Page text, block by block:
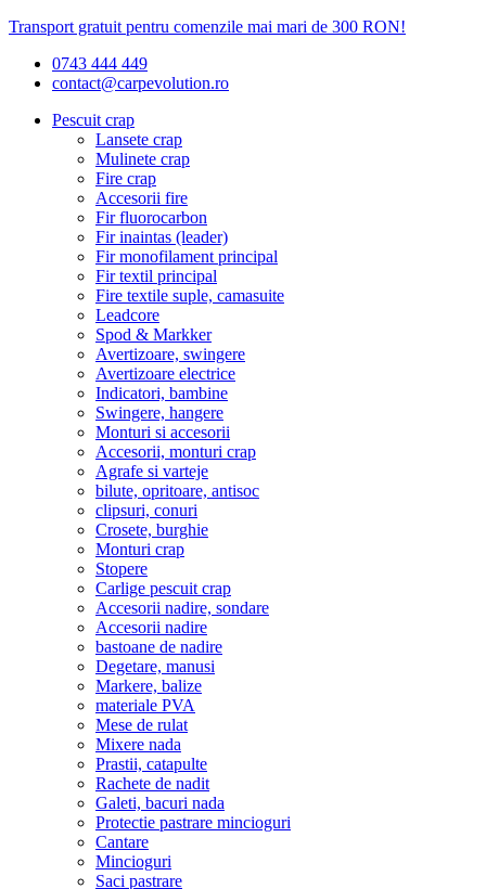
Transport gratuit pentru comenzile mai mari de 300 RON!
0743 444 449
contact@carpevolution.ro
Pescuit crap
Lansete crap
Mulinete crap
Fire crap
Accesorii fire
Fir fluorocarbon
Fir inaintas (leader)
Fir monofilament principal
Fir textil principal
Fire textile suple, camasuite
Leadcore
Spod & Markker
Avertizoare, swingere
Avertizoare electrice
Indicatori, bambine
Swingere, hangere
Monturi si accesorii
Accesorii, monturi crap
Agrafe si varteje
bilute, opritoare, antisoc
clipsuri, conuri
Crosete, burghie
Monturi crap
Stopere
Carlige pescuit crap
Accesorii nadire, sondare
Accesorii nadire
bastoane de nadire
Degetare, manusi
Markere, balize
materiale PVA
Mese de rulat
Mixere nada
Prastii, catapulte
Rachete de nadit
Galeti, bacuri nada
Protectie pastrare mincioguri
Cantare
Mincioguri
Saci pastrare